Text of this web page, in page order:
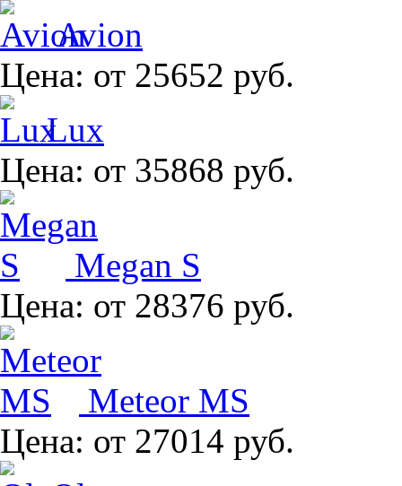
Avion
Цена: от 25652 руб.
Lux
Цена: от 35868 руб.
Megan S
Цена: от 28376 руб.
Meteor MS
Цена: от 27014 руб.